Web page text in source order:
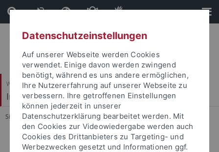
Direkt
zum
Inhalt
Direkt
zur
Fußleiste
Wirtschafts- und Sozialwissenschaftliche Fakultät
Institut für Politikwissenschaft
Sie sind hier: Startseite ... Emeritierte Professoren
Comparative Politics and European Integration: Professor Abels
Datenschutzeinstellungen
Auf unserer Webseite werden Cookies
verwendet. Einige davon werden zwingend
benötigt, während es uns andere ermöglichen,
Ihre Nutzererfahrung auf unserer Webseite zu
verbessern. Ihre getroffenen Einstellungen
können jederzeit in unserer
Datenschutzerklärung bearbeitet werden. Mit
den Cookies zur Videowiedergabe werden auch
Cookies des Drittanbieters zu Targeting- und
Werbezwecken gesetzt und Informationen ggf.